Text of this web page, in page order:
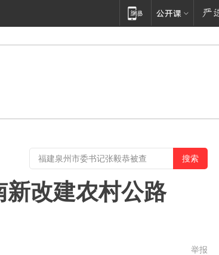
改建农村公路
举报